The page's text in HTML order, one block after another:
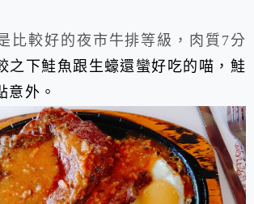
比較好的夜市牛排等級，肉質7分
之下鮭魚跟生蠔還蠻好吃的喵，鮭
意外。